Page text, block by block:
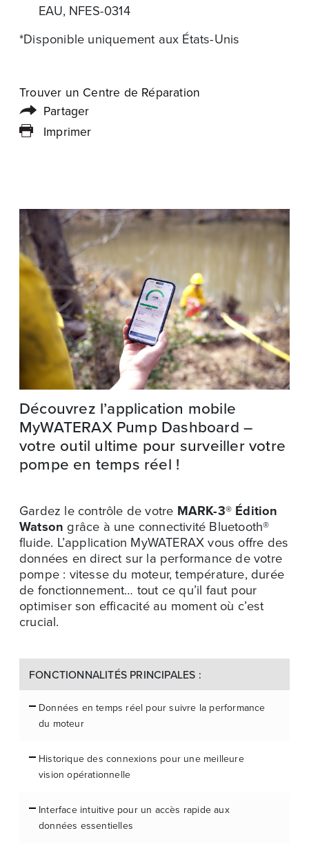
EAU, NFES-0314
*Disponible uniquement aux États-Unis
Trouver un Centre de Réparation
Partager
Imprimer
Découvrez l’application mobile
MyWATERAX Pump Dashboard –
votre outil ultime pour surveiller votre
pompe en temps réel !
Gardez le contrôle de votre MARK-3® Édition
Watson grâce à une connectivité Bluetooth®
fluide. L’application MyWATERAX vous offre des
données en direct sur la performance de votre
pompe : vitesse du moteur, température, durée
de fonctionnement… tout ce qu’il faut pour
optimiser son efficacité au moment où c’est
crucial.
FONCTIONNALITÉS PRINCIPALES :
Données en temps réel pour suivre la performance
du moteur
Historique des connexions pour une meilleure
vision opérationnelle
Interface intuitive pour un accès rapide aux
données essentielles